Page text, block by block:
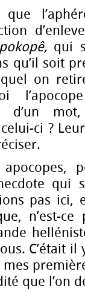
qui
qu’il soit
on
ci ?
qui
pas ici,
n’est-
C’était il
mes
que l’on